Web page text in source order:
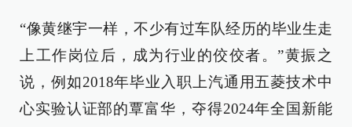
“像黄继宇一样，不少有过车队经历的毕业生走
上工作岗位后，成为行业的佼佼者。”黄振之
说，例如2018年毕业入职上汽通用五菱技术中
心实验认证部的覃富华，夺得2024年全国新能